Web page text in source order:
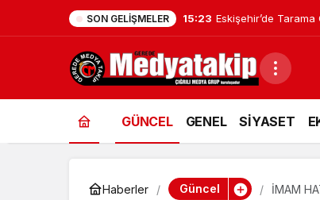
SON GELIŞMELER 15:23 Eskişehir’de Tarama
GÜNCEL GENEL SİYASET
Haberler Güncel İMAM